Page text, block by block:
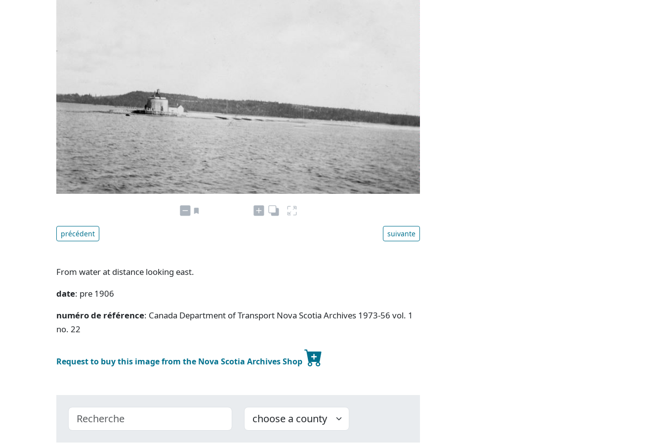
précédent suivante
From water at distance looking east.
date: pre 1906
numéro de référence: Canada Department of Transport Nova Scotia Archives 1973-56 vol. 1
no. 22
Request to buy this image from the Nova Scotia Archives Shop